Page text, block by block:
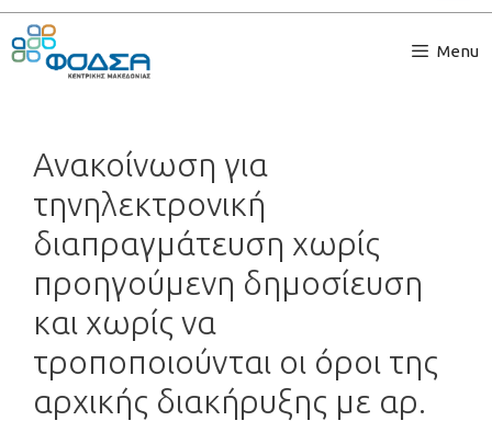
Menu
Ανακοίνωση για
τηνηλεκτρονική
διαπραγμάτευση χωρίς
προηγούμενη δημοσίευση
και χωρίς να
τροποποιούνται οι όροι της
αρχικής διακήρυξης με αρ.